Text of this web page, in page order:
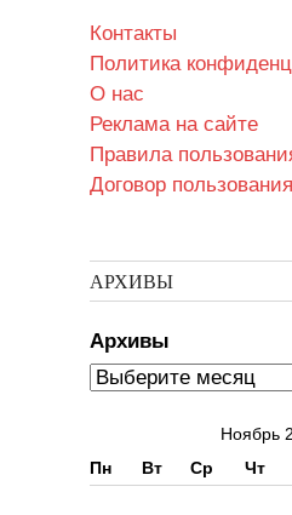
Контакты
Политика
О нас
Реклама на сайте
Правила
Договор
АРХИВЫ
Архивы
Ноябрь
Пн
Вт Ср Чт